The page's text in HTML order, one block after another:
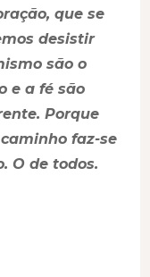
que se
desistir
são o
e a fé são
Porque
faz-se
O de todos.